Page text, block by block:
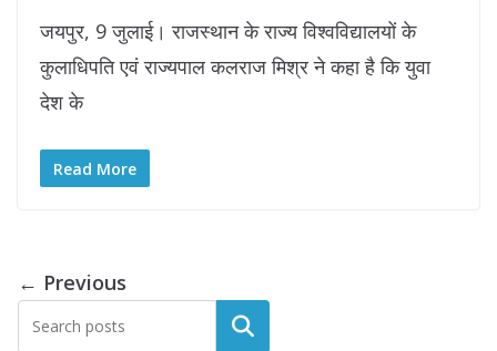
जयपुर, 9 जुलाई। राजस्थान के राज्य विश्वविद्यालयों के
कुलाधिपति एवं राज्यपाल कलराज मिश्र ने कहा है कि युवा
देश के
Read More
← Previous